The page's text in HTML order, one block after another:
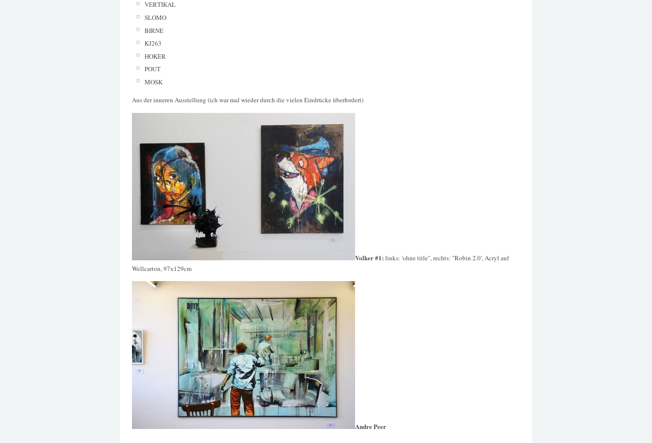
VERTIKAL
SLOMO
BIRNE
KJ263
HOKER
POUT
MOSK
Aus der inneren Ausstellung (ich war mal wieder durch die vielen Eindrücke überfordert)
Volker #1: links: 'ohne title", rechts: "Robin 2.0', Acryl auf
Wellcarton, 97x129cm
Andre Peer